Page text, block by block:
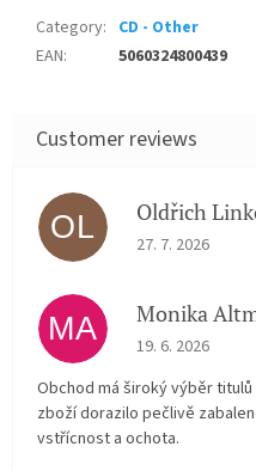
Category: CD - Other
EAN: 5060324800439
OL Oldřich
The store rating
27. 7. 2026
MA Monika
The store rating
19. 6. 2026
Obchod má široký výběr
zboží dorazilo pečlivě
vstřícnost a ochota.